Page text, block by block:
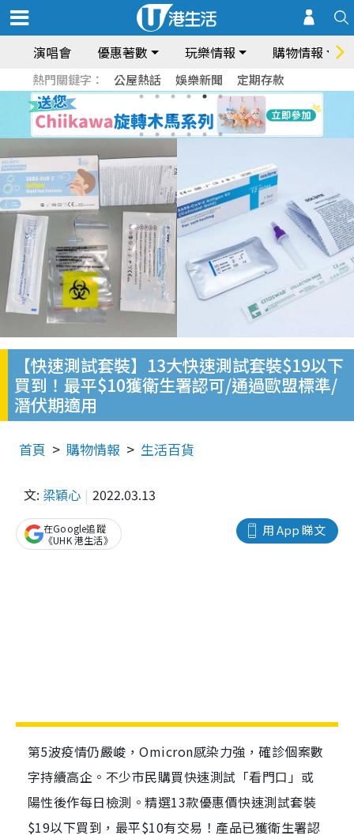
演唱會 優惠著數 玩樂情報 購物情報
熱門關鍵字： 公屋熱話 娛樂新聞 定期存款
【快速測試套裝】13大快速測試套裝$19以下
買到！最平$10獲衛生署認可/通過歐盟標準/
潛伏期適用
首頁 購物情報 生活百貨
文: 梁穎心 2022.03.13
用 App 睇文
在Google追蹤
《UHK 港生活》
第5波疫情仍嚴峻，Omicron感染力強，確診個案數
字持續高企。不少市民購買快速測試「看門口」或
陽性後作每日檢測。精選13款優惠價快速測試套裝
$19以下買到，最平$10有交易！產品已獲衛生署認